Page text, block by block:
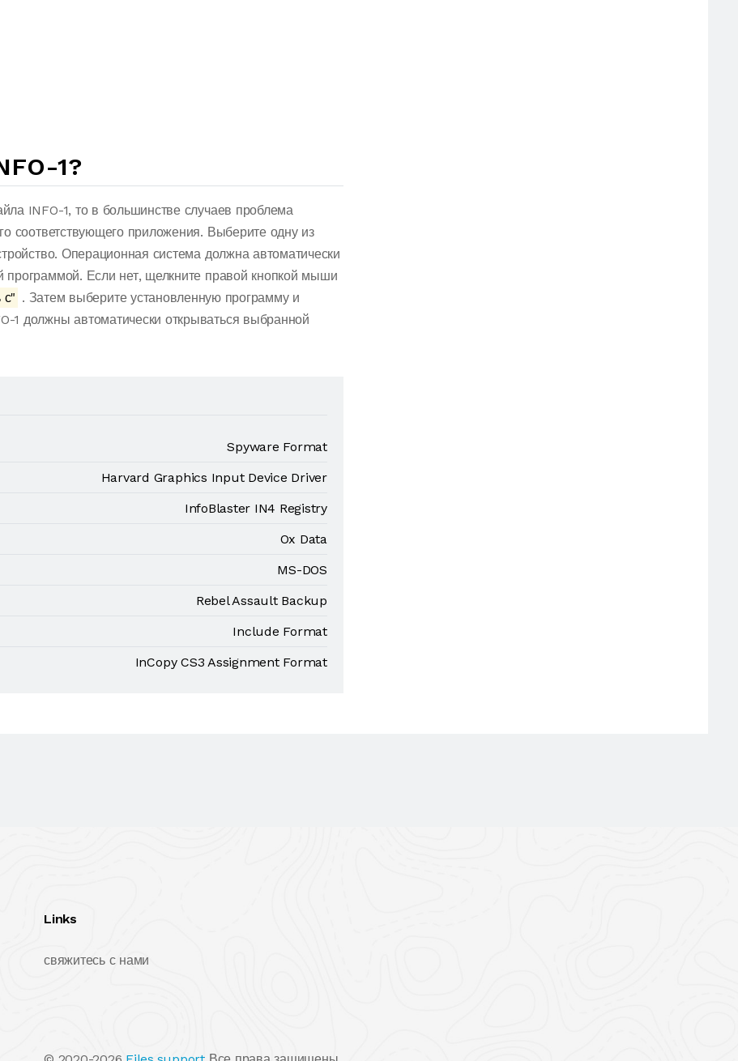
1?
INFO-1, то в большинстве случаев проблема
соответствующего приложения. Выберите одну из
Операционная система должна автоматически
программой. Если нет, щелкните правой кнопкой мыши
с" . Затем выберите установленную программу и
1 должны автоматически открываться выбранной
Spyware Format
Harvard Graphics Input Device Driver
InfoBlaster IN4 Registry
Ox Data
MS-DOS
Rebel Assault Backup
Include Format
InCopy CS3 Assignment Format
Links
свяжитесь с нами